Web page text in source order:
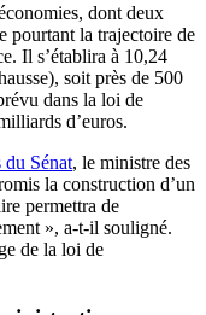
dont deux
pourtant la trajectoire de
Il s’établira à 10,24
soit près de 500
dans la loi de
d’euros.
Sénat, le ministre des
la construction d’un
permettra de
», a-t-il souligné.
de la loi de